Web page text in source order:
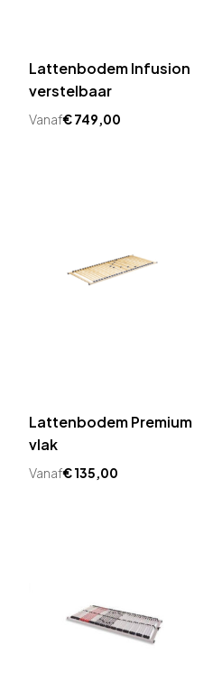
Lattenbodem Infusion
verstelbaar
Vanaf€749,00
Lattenbodem Premium
vlak
Vanaf€135,00